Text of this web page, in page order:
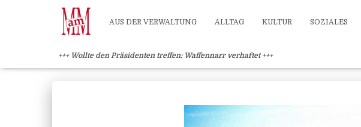
Weiterlesen" /> Weiterlesen" />
AUS DER VERWALTUNG ALLTAG KULTUR SOZIALES
+++ Wollte den Präsidenten treffen: Waffennarr verhaftet +++